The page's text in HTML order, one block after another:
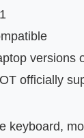
versions
officially
keyboard,